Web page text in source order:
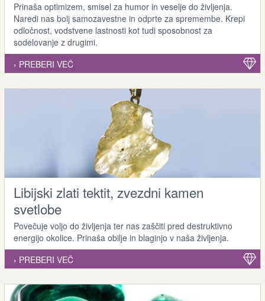
Prinaša optimizem, smisel za humor in veselje do življenja.
Naredi nas bolj samozavestne in odprte za spremembe. Krepi
odločnost, vodstvene lastnosti kot tudi sposobnost za
sodelovanje z drugimi.
› PREBERI VEČ
Libijski zlati tektit, zvezdni kamen
svetlobe
Povečuje voljo do življenja ter nas zaščiti pred destruktivno
energijo okolice. Prinaša obilje in blaginjo v naša življenja.
› PREBERI VEČ